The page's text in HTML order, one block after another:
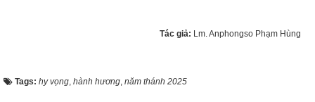
Tác giả: Lm. Anphongso Phạm Hùng
Tags: hy vọng, hành hương, năm thánh 2025